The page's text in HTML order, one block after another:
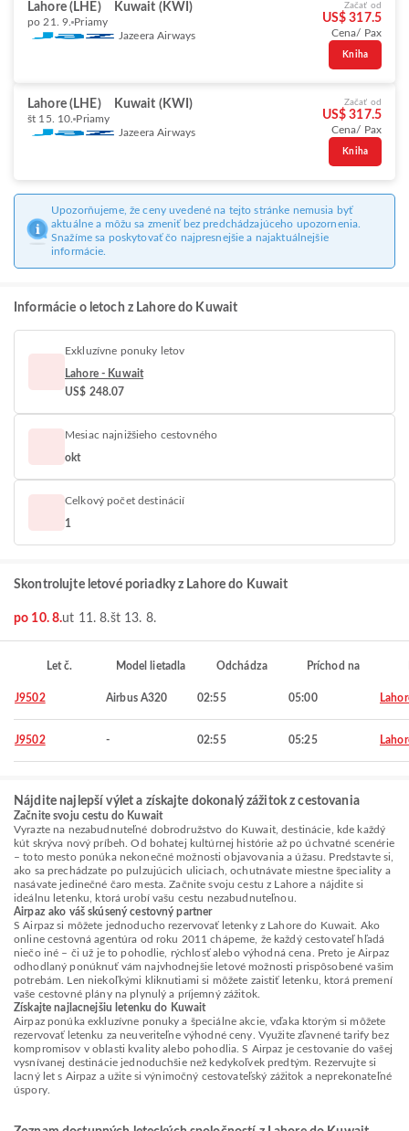
Lahore (LHE) Kuwait (KWI)
po 21. 9. Priamy
Jazeera Airways
Začať od
US$ 317.5
Cena/ Pax
Kniha
Lahore (LHE) Kuwait (KWI)
št 15. 10. Priamy
Jazeera Airways
Začať od
US$ 317.5
Cena/ Pax
Kniha
Upozorňujeme, že ceny uvedené na tejto stránke nemusia byť
aktuálne a môžu sa zmeniť bez predchádzajúceho upozornenia.
Snažíme sa poskytovať čo najpresnejšie a najaktuálnejšie
informácie.
Informácie o letoch z Lahore do Kuwait
Exkluzívne ponuky letov
Lahore - Kuwait
US$ 248.07
Mesiac najnižšieho cestovného
okt
Celkový počet destinácií
1
Skontrolujte letové poriadky z Lahore do Kuwait
po 10. 8.ut 11. 8.št 13. 8.
Let č. Model lietadla Odchádza Príchod na
J9502 Airbus A320 02:55 05:00
J9502 - 02:55 05:25
Nájdite najlepší výlet a získajte dokonalý zážitok z cestovania
Začnite svoju cestu do Kuwait
Vyrazte na nezabudnuteľné dobrodružstvo do Kuwait, destinácie, kde každý
kút skrýva nový príbeh. Od bohatej kultúrnej histórie až po úchvatné scenérie
– toto mesto ponúka nekonečné možnosti objavovania a úžasu. Predstavte si,
ako sa prechádzate po pulzujúcich uliciach, ochutnávate miestne špeciality a
nasávate jedinečné čaro mesta. Začnite svoju cestu z Lahore a nájdite si
ideálnu letenku, ktorá urobí vašu cestu nezabudnuteľnou.
Airpaz ako váš skúsený cestovný partner
S Airpaz si môžete jednoducho rezervovať letenky z Lahore do Kuwait. Ako
online cestovná agentúra od roku 2011 chápeme, že každý cestovateľ hľadá
niečo iné – či už je to pohodlie, rýchlosť alebo výhodná cena. Preto je Airpaz
odhodlaný ponúknuť vám najvhodnejšie letové možnosti prispôsobené vašim
potrebám. Len niekoľkými kliknutiami si môžete zaistiť letenku, ktorá premení
vaše cestovné plány na plynulý a príjemný zážitok.
Získajte najlacnejšiu letenku do Kuwait
Airpaz ponúka exkluzívne ponuky a špeciálne akcie, vďaka ktorým si môžete
rezervovať letenku za neuveriteľne výhodné ceny. Využite zľavnené tarify bez
kompromisov v oblasti kvality alebo pohodlia. S Airpaz je cestovanie do vašej
vysnívanej destinácie jednoduchšie než kedykoľvek predtým. Rezervujte si
lacný let s Airpaz a užite si výnimočný cestovateľský zážitok a neprekonateľné
úspory.